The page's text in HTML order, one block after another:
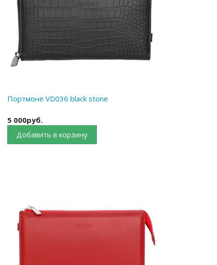
Портмоне VD036 black stone
5 000руб.
Добавить в корзину